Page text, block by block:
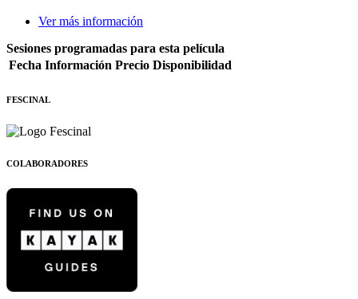
Ver más información
Sesiones programadas para esta película
Fecha Información Precio Disponibilidad
FESCINAL
COLABORADORES